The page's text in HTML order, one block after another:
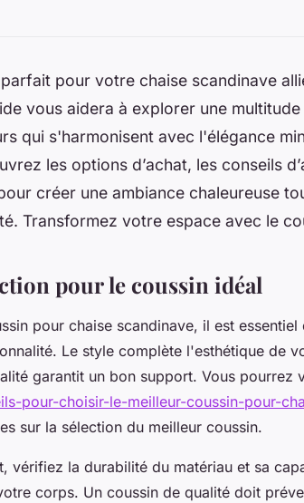
pour votre chaise scandinave
vous aidera à explorer une
qui s'harmonisent avec l'élégance
les options d’achat, les conseils
créer une ambiance chaleureuse
Transformez votre espace avec le
pour le coussin idéal
pour chaise scandinave, il est
Le style complète l'esthétique de
garantit un bon support. Vous pourrez
pour-choisir-le-meilleur-coussin-pour-
sur la sélection du meilleur coussin.
vérifiez la durabilité du matériau et sa
corps. Un coussin de qualité doit